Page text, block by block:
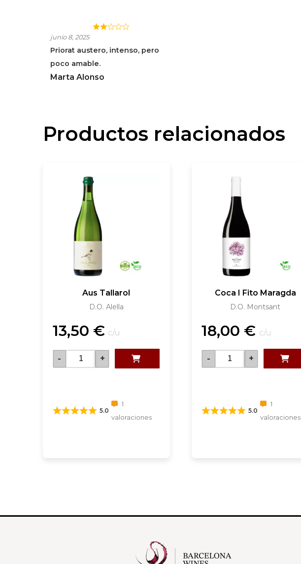
SAMSARA PRIORAT
junio 8, 2025
Priorat austero, intenso, pero
poco amable.
Marta Alonso
Productos relacionados
Aus Tallarol
D.O. Alella
13,50 € c/u
- +
5.0
1
valoraciones
Coca I Fito Maragda
D.O. Montsant
18,00 € c/u
- +
5.0
1
valoraciones